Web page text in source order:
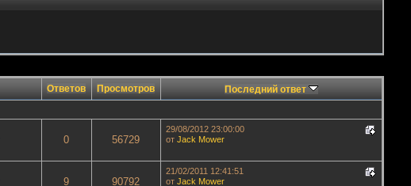
Ответов Просмотров Последний ответ
0 56729
29/08/2012 23:00:00
отJack Mower
9 90792
21/02/2011 12:41:51
отJack Mower